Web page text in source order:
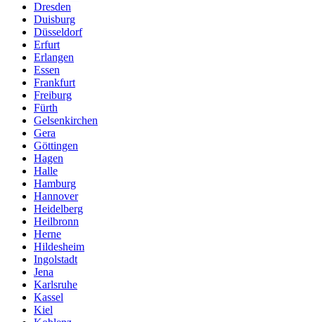
Dresden
Duisburg
Düsseldorf
Erfurt
Erlangen
Essen
Frankfurt
Freiburg
Fürth
Gelsenkirchen
Gera
Göttingen
Hagen
Halle
Hamburg
Hannover
Heidelberg
Heilbronn
Herne
Hildesheim
Ingolstadt
Jena
Karlsruhe
Kassel
Kiel